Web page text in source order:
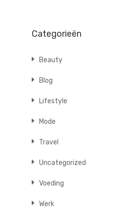
Categorieën
Beauty
Blog
Lifestyle
Mode
Travel
Uncategorized
Voeding
Werk